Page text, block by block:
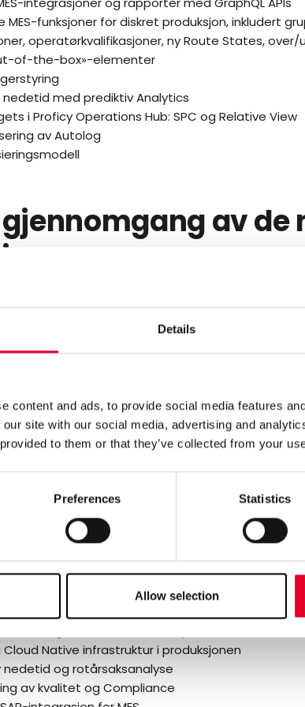
Details
content and ads, to provide social media features
site with our social media, advertising and
to them or that they’ve collected from your
Preferences Statistics
Allow selection
MES-funksjoner for diskret produksjon, inkludert
operatørkvalifikasjoner, ny Route States,
of-the-box»-elementer
nedetid med prediktiv Analytics
i Proficy Operations Hub: SPC og Relative View
av Autolog
gjennomgang av de
av:
for OT-sikkerhet, skalering og tilgjengelighet i
produksjonsbedrifter kan forbedre sporbarhet,
for hvordan du kan redusere nedetid med
vil Velotics eksperter være innom
og industri 4.0
Cloud Native infrastruktur i produksjonen
nedetid og rotårsaksanalyse
av kvalitet og Compliance